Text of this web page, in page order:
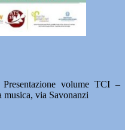
volume TCI –
via Savonanzi